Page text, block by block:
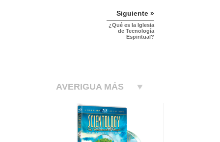
Siguiente »
¿Qué es la Iglesia
de Tecnología
Espiritual?
AVERIGUA MÁS